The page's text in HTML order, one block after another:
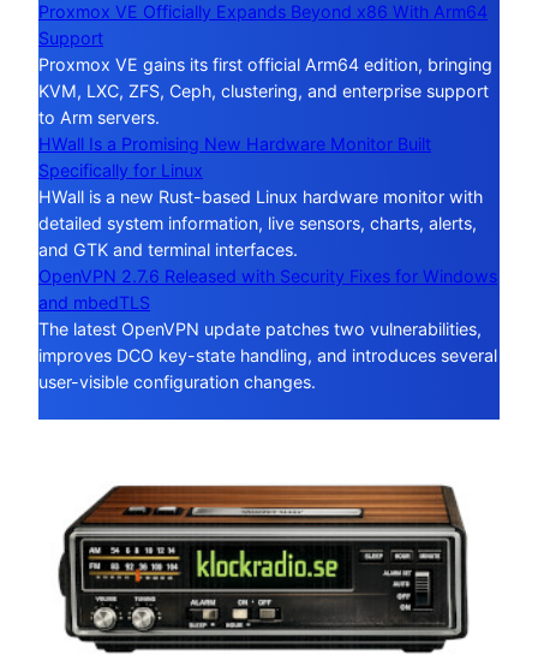
Proxmox VE Officially Expands Beyond x86 With Arm64
Support
Proxmox VE gains its first official Arm64 edition, bringing
KVM, LXC, ZFS, Ceph, clustering, and enterprise support
to Arm servers.
HWall Is a Promising New Hardware Monitor Built
Specifically for Linux
HWall is a new Rust-based Linux hardware monitor with
detailed system information, live sensors, charts, alerts,
and GTK and terminal interfaces.
OpenVPN 2.7.6 Released with Security Fixes for Windows
and mbedTLS
The latest OpenVPN update patches two vulnerabilities,
improves DCO key-state handling, and introduces several
user-visible configuration changes.